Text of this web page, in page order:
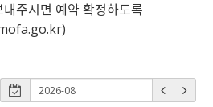
주시면 예약 확정하도록